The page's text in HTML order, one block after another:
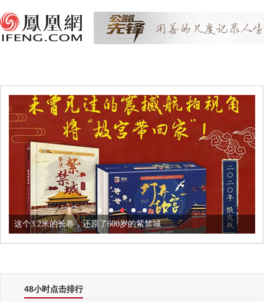
这个3.2米的长卷，还原了600岁的紫禁城
48小时点击排行